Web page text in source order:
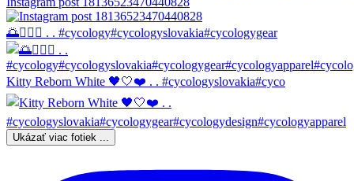
🌅🚴🏼‍♀️ . . #cycology#cycologyslovakia#cycologygear
Kitty Reborn White 🖤🤍❤️ . . #cycologyslovakia#cyco
Ukázať viac fotiek ...